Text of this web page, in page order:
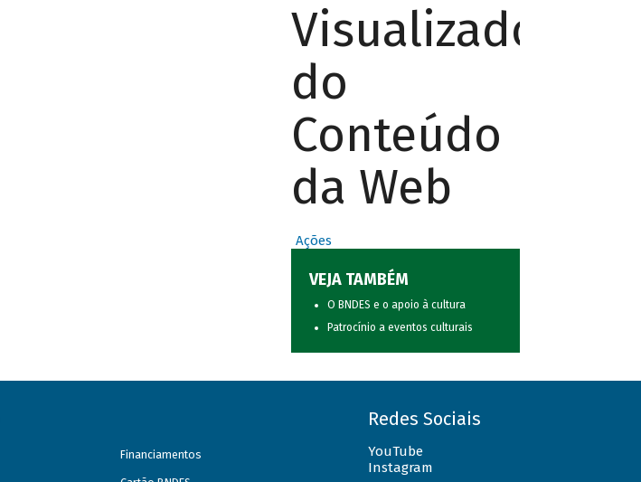
Visualizador
do
Conteúdo
da Web
Ações
VEJA TAMBÉM
O BNDES e o apoio à cultura
Patrocínio a eventos culturais
Financiamentos
Redes Sociais
YouTube
Instagram